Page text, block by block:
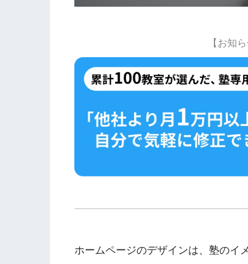
【お知
ホームページのデザインは、塾のイ